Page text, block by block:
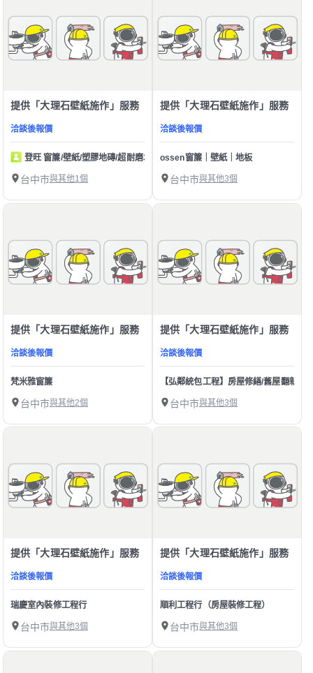
提供「大理石壁紙施作」服務
洽談後報價
登旺 窗簾/壁紙/塑膠地磚/超耐磨木地板/皮革崩布
台中市與其他1個
提供「大理石壁紙施作」服務
洽談後報價
ossen窗簾｜壁紙｜地板
台中市與其他3個
提供「大理石壁紙施作」服務
洽談後報價
梵米雅窗簾
台中市與其他2個
提供「大理石壁紙施作」服務
洽談後報價
【弘鄰統包工程】房屋修繕/舊屋翻新/裝
台中市與其他3個
提供「大理石壁紙施作」服務
洽談後報價
瑞慶室內裝修工程行
台中市與其他3個
提供「大理石壁紙施作」服務
洽談後報價
順利工程行（房屋裝修工程）
台中市與其他3個